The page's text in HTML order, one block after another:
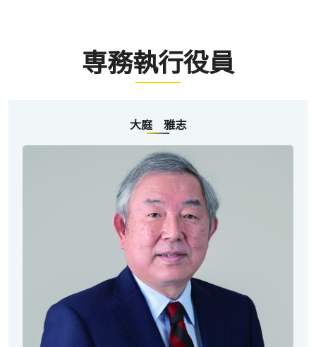
専務執行役員
大庭 雅志